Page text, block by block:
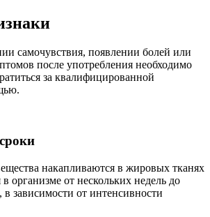
самочувствия, появлении болей или
после употребления необходимо
за квалифицированной
накапливаются в жировых тканях
в организме от нескольких недель до
в зависимости от интенсивности